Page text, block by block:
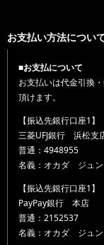
お支払い方法につい
■お支払について
お支払いは代金引換
頂けます。
【振込先銀行口座1】
三菱UFJ銀行 浜松支
普通：4948955
名義：オカダ ジュン
【振込先銀行口座1】
PayPay銀行 本店
普通：2152537
名義：オカダ ジュン